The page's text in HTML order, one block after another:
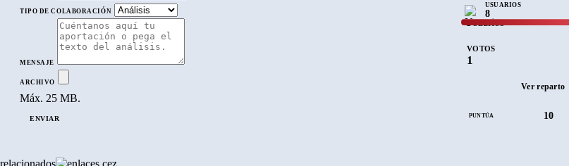
TIPO DE COLABORACIÓN
MENSAJE
ARCHIVO
Máx. 25 MB.
ENVIAR
USUARIOS
8
VOTOS
1
Ver reparto
PUNTÚA
relacionados